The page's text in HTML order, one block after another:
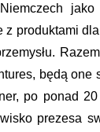
produktami
będą one
po ponad
prezesa